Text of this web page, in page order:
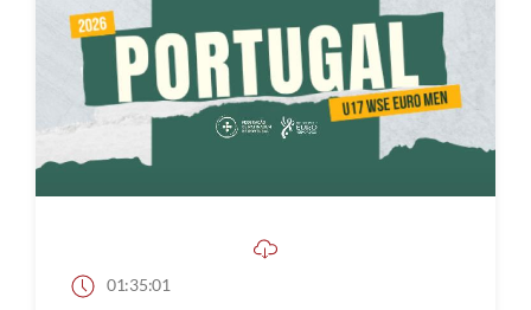
01:35:01